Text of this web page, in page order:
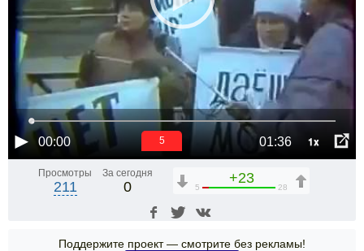
00:00 01:36 1x
5
Просмотры
211
За сегодня
0
+23
5 28
Поддержите проект — смотрите без рекламы!